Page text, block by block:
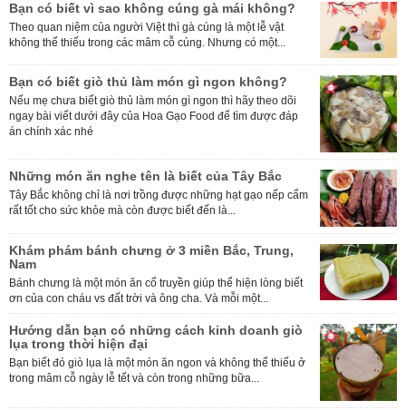
Bạn có biết vì sao không cúng gà mái không?
Theo quan niệm của người Việt thì gà cúng là một lễ vật
không thể thiếu trong các mâm cỗ cúng. Nhưng có một...
Bạn có biết giò thủ làm món gì ngon không?
Nếu mẹ chưa biết giò thủ làm món gì ngon thì hãy theo dõi
ngay bài viết dưới đây của Hoa Gạo Food để tìm được đáp
án chính xác nhé
Những món ăn nghe tên là biết của Tây Bắc
Tây Bắc không chỉ là nơi trồng được những hạt gạo nếp cẩm
rất tốt cho sức khỏe mà còn được biết đến là...
Khám phám bánh chưng ở 3 miền Bắc, Trung,
Nam
Bánh chưng là một món ăn cổ truyền giúp thể hiện lòng biết
ơn của con cháu vs đất trời và ông cha. Và mỗi một...
Hướng dẫn bạn có những cách kinh doanh giò
lụa trong thời hiện đại
Bạn biết đó giò lụa là một món ăn ngon và không thể thiếu ở
trong mâm cỗ ngày lễ tết và còn trong những bữa...